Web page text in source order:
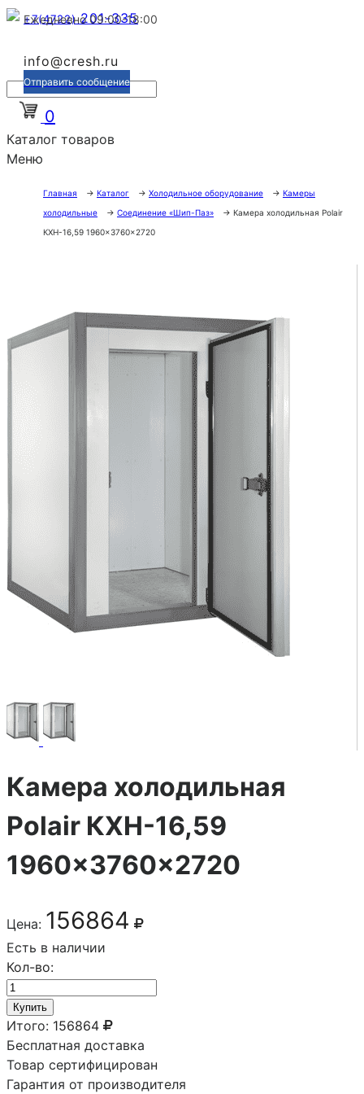
+7(4722)201-335
Ежедневно 09:00-18:00
info@cresh.ru
Отправить сообщение
0
Каталог товаров
Меню
Главная → Каталог → Холодильное оборудование → Камеры
холодильные
→ Соединение «Шип-Паз» → Камера холодильная Polair
КХН-16,59 1960×3760×2720
Камера холодильная
Polair КХН-16,59
1960×3760×2720
Цена: 156864
Есть в наличии
Кол-во:
Купить
Итого: 156864
Бесплатная доставка
Товар сертифицирован
Гарантия от производителя